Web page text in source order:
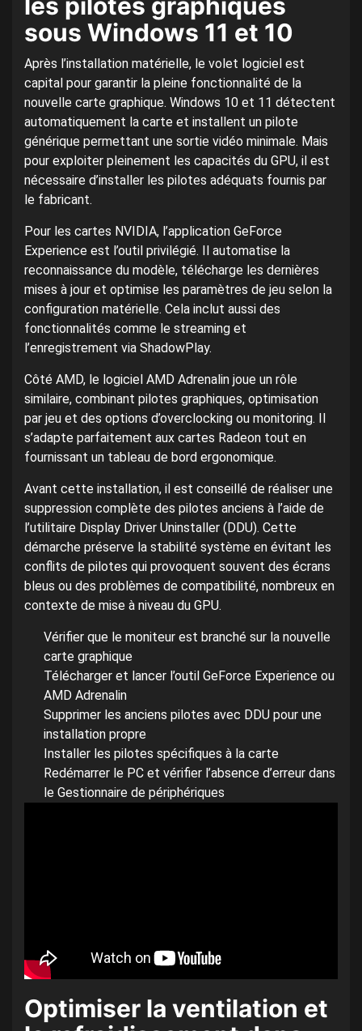
sous Windows 11 et 10
Après l’installation matérielle, le volet logiciel est
capital pour garantir la pleine fonctionnalité de la
nouvelle carte graphique. Windows 10 et 11 détectent
automatiquement la carte et installent un pilote
générique permettant une sortie vidéo minimale. Mais
pour exploiter pleinement les capacités du GPU, il est
nécessaire d’installer les pilotes adéquats fournis par
le fabricant.
Pour les cartes NVIDIA, l’application GeForce
Experience est l’outil privilégié. Il automatise la
reconnaissance du modèle, télécharge les dernières
mises à jour et optimise les paramètres de jeu selon la
configuration matérielle. Cela inclut aussi des
fonctionnalités comme le streaming et
l’enregistrement via ShadowPlay.
Côté AMD, le logiciel AMD Adrenalin joue un rôle
similaire, combinant pilotes graphiques, optimisation
par jeu et des options d’overclocking ou monitoring. Il
s’adapte parfaitement aux cartes Radeon tout en
fournissant un tableau de bord ergonomique.
Avant cette installation, il est conseillé de réaliser une
suppression complète des pilotes anciens à l’aide de
l’utilitaire Display Driver Uninstaller (DDU). Cette
démarche préserve la stabilité système en évitant les
conflits de pilotes qui provoquent souvent des écrans
bleus ou des problèmes de compatibilité, nombreux en
contexte de mise à niveau du GPU.
Vérifier que le moniteur est branché sur la nouvelle
carte graphique
Télécharger et lancer l’outil GeForce Experience ou
AMD Adrenalin
Supprimer les anciens pilotes avec DDU pour une
installation propre
Installer les pilotes spécifiques à la carte
Redémarrer le PC et vérifier l’absence d’erreur dans
le Gestionnaire de périphériques
Optimiser la ventilation et